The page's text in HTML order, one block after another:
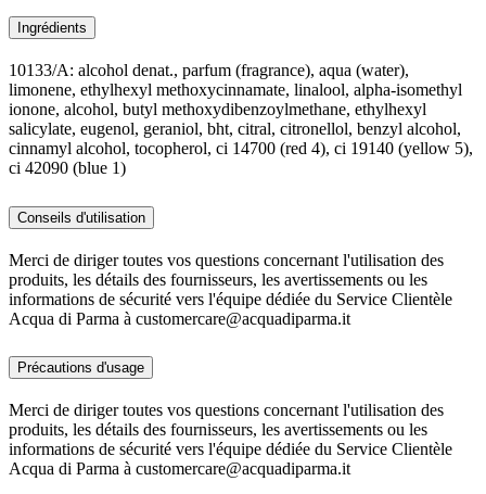
Ingrédients
10133/A: alcohol denat., parfum (fragrance), aqua (water),
limonene, ethylhexyl methoxycinnamate, linalool, alpha-isomethyl
ionone, alcohol, butyl methoxydibenzoylmethane, ethylhexyl
salicylate, eugenol, geraniol, bht, citral, citronellol, benzyl alcohol,
cinnamyl alcohol, tocopherol, ci 14700 (red 4), ci 19140 (yellow 5),
ci 42090 (blue 1)
Conseils d'utilisation
Merci de diriger toutes vos questions concernant l'utilisation des
produits, les détails des fournisseurs, les avertissements ou les
informations de sécurité vers l'équipe dédiée du Service Clientèle
Acqua di Parma à customercare@acquadiparma.it
Précautions d'usage
Merci de diriger toutes vos questions concernant l'utilisation des
produits, les détails des fournisseurs, les avertissements ou les
informations de sécurité vers l'équipe dédiée du Service Clientèle
Acqua di Parma à customercare@acquadiparma.it